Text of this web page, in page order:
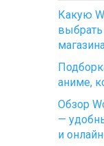
Какую
аниме,
Обзор
—
и